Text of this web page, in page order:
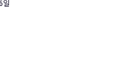
일